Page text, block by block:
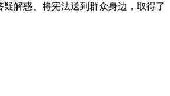
解惑、将宪法送到群众身边，取得了